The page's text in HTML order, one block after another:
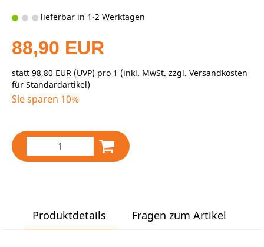
lieferbar in 1-2 Werktagen
88,90 EUR
statt 98,80 EUR (UVP) pro 1 (inkl. MwSt. zzgl. Versandkosten
für Standardartikel)
Sie sparen 10%
Produktdetails Fragen zum Artikel